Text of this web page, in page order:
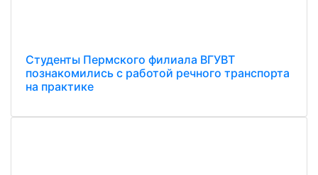
Студенты Пермского филиала ВГУВТ
познакомились с работой речного транспорта
на практике